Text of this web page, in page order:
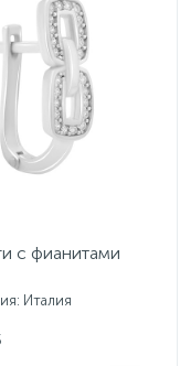
с фианитами
Италия